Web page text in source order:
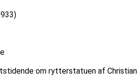
om rytterstatuen af Christian